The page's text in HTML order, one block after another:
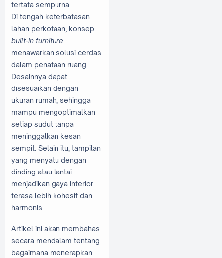
tertata sempurna.
Di tengah keterbatasan
lahan perkotaan, konsep
built-in furniture
menawarkan solusi cerdas
dalam penataan ruang.
Desainnya dapat
disesuaikan dengan
ukuran rumah, sehingga
mampu mengoptimalkan
setiap sudut tanpa
meninggalkan kesan
sempit. Selain itu, tampilan
yang menyatu dengan
dinding atau lantai
menjadikan gaya interior
terasa lebih kohesif dan
harmonis.
Artikel ini akan membahas
secara mendalam tentang
bagaimana menerapkan